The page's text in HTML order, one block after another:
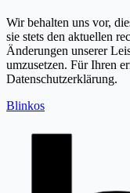
Wir behalten uns vor,
sie stets den aktuellen
Änderungen unserer
umzusetzen. Für Ihren
Datenschutzerklärung.
Blinkos